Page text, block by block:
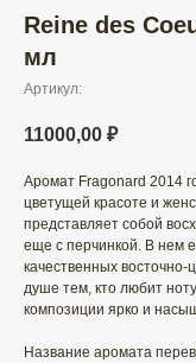
Reine des
мл
Артикул:
11000,00 ₽
Аромат Fragonard 2014
цветущей красоте и
представляет собой
еще с перчинкой. В нем
качественных
душе тем, кто любит
композиции ярко и
Название аромата